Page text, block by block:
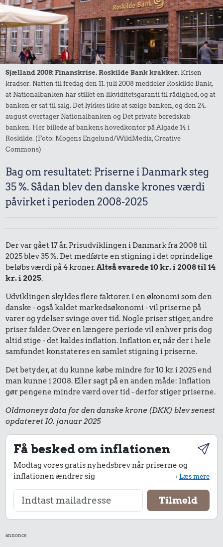
Sjælland 2008: Finanskrise. Roskilde Bank krakker. Krisen
kradser. Natten til fredag den 11. juli 2008 meddeler Roskilde Bank,
at Nationalbanken har stillet en likviditetsgaranti til rådighed, og at
banken er sat til salg. Det lykkes ikke at sælge banken, og den 24.
august overtager Nationalbanken og Det private beredskab
banken. Her billede af bankens hovedkontor på Algade 14 i
Roskilde. (Foto: Mogens Engelund/WikiMedia, Creative
Commons)
Bag om resultatet: Priserne i Danmark steg
35 %. Sådan blev den danske krones værdi
påvirket i perioden 2008-2025
Der var gået 17 år. Prisudviklingen i Danmark fra 2008 til
2025 blev 35 %. Det medførte en stigning i det oprindelige
beløbs værdi på 4 kroner.Altså svarede 10 kr. i 2008 til 14
kr. i 2025.
Udviklingen skyldes flere faktorer. I en økonomi som den
danske - også kaldet markedsøkonomi - vil priserne på
varer og ydelser svinge over tid. Nogle priser stiger, andre
priser falder. Over en længere periode vil enhver pris dog
altid stige - det kaldes inflation. Inflation er, når der i hele
samfundet konstateres en samlet stigning i priserne.
Det betyder, at du kunne købe mindre for 10 kr. i 2025 end
man kunne i 2008. Eller sagt på en anden måde: Inflation
gør pengene mindre værd over tid - derfor stiger priserne.
Oldmoneys data for den danske krone (DKK) blev senest
opdateret 10. januar 2025
Få besked om inflationen
Modtag vores gratis nyhedsbrev når priserne og
inflationen ændrer sig
›Læs mere
annonce